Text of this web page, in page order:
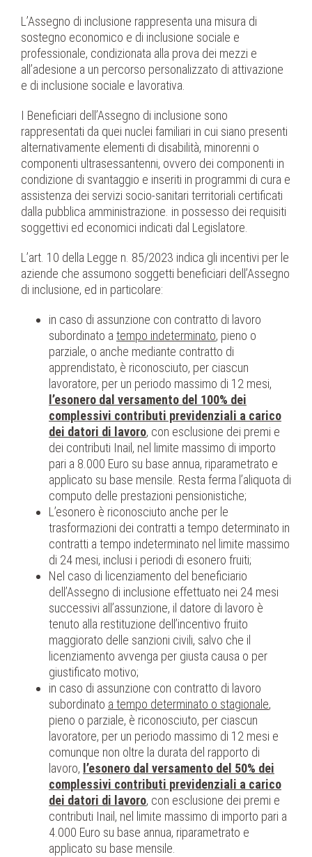
L’Assegno di inclusione rappresenta una misura di
sostegno economico e di inclusione sociale e
professionale, condizionata alla prova dei mezzi e
all’adesione a un percorso personalizzato di attivazione
e di inclusione sociale e lavorativa.
I Beneficiari dell’Assegno di inclusione sono
rappresentati da quei nuclei familiari in cui siano presenti
alternativamente elementi di disabilità, minorenni o
componenti ultrasessantenni, ovvero dei componenti in
condizione di svantaggio e inseriti in programmi di cura e
assistenza dei servizi socio-sanitari territoriali certificati
dalla pubblica amministrazione. in possesso dei requisiti
soggettivi ed economici indicati dal Legislatore.
L’art. 10 della Legge n. 85/2023 indica gli incentivi per le
aziende che assumono soggetti beneficiari dell’Assegno
di inclusione, ed in particolare:
in caso di assunzione con contratto di lavoro
subordinato atempo indeterminato, pieno o
parziale, o anche mediante contratto di
apprendistato, è riconosciuto, per ciascun
lavoratore, per un periodo massimo di 12 mesi,
l’esonero dal versamento del 100% dei
complessivi contributi previdenziali a carico
dei datori di lavoro, con esclusione dei premi e
dei contributi Inail, nel limite massimo di importo
pari a 8.000 Euro su base annua, riparametrato e
applicato su base mensile. Resta ferma l’aliquota di
computo delle prestazioni pensionistiche;
L’esonero è riconosciuto anche per le
trasformazioni dei contratti a tempo determinato in
contratti a tempo indeterminato nel limite massimo
di 24 mesi, inclusi i periodi di esonero fruiti;
Nel caso di licenziamento del beneficiario
dell’Assegno di inclusione effettuato nei 24 mesi
successivi all’assunzione, il datore di lavoro è
tenuto alla restituzione dell’incentivo fruito
maggiorato delle sanzioni civili, salvo che il
licenziamento avvenga per giusta causa o per
giustificato motivo;
in caso di assunzione con contratto di lavoro
subordinato a tempo determinato o stagionale,
pieno o parziale, è riconosciuto, per ciascun
lavoratore, per un periodo massimo di 12 mesi e
comunque non oltre la durata del rapporto di
lavoro, l’esonero dal versamento del 50% dei
complessivi contributi previdenziali a carico
dei datori di lavoro, con esclusione dei premi e
contributi Inail, nel limite massimo di importo pari a
4.000 Euro su base annua, riparametrato e
applicato su base mensile.